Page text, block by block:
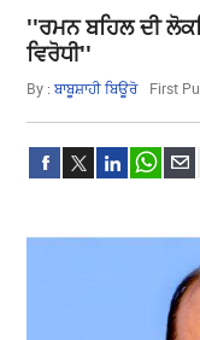
''ਰਮਨ ਬਹਿਲ ਦੀ
ਵਿਰੋਧੀ''
By :ਬਾਬੂਸ਼ਾਹੀ ਬਿਊਰੋ First